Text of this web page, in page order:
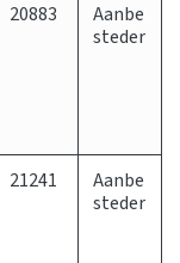
20883
Aanbe
steder
21241
Aanbe
steder